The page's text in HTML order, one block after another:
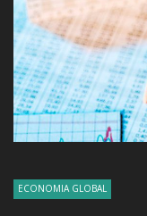
ECONOMIA GLOBAL